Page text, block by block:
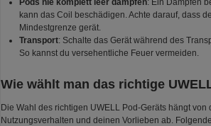
kann das Coil beschädigen. Achte darauf, dass
Mindestgrenze gerät.
Transport: Schalte das Gerät während des
So kannst du versehentliche Feuer vermeiden.
Wie wählt man das richtige
Die Wahl des richtigen UWELL Pod-Geräts hängt
Nutzungsverhalten und deinen Vorlieben ab.